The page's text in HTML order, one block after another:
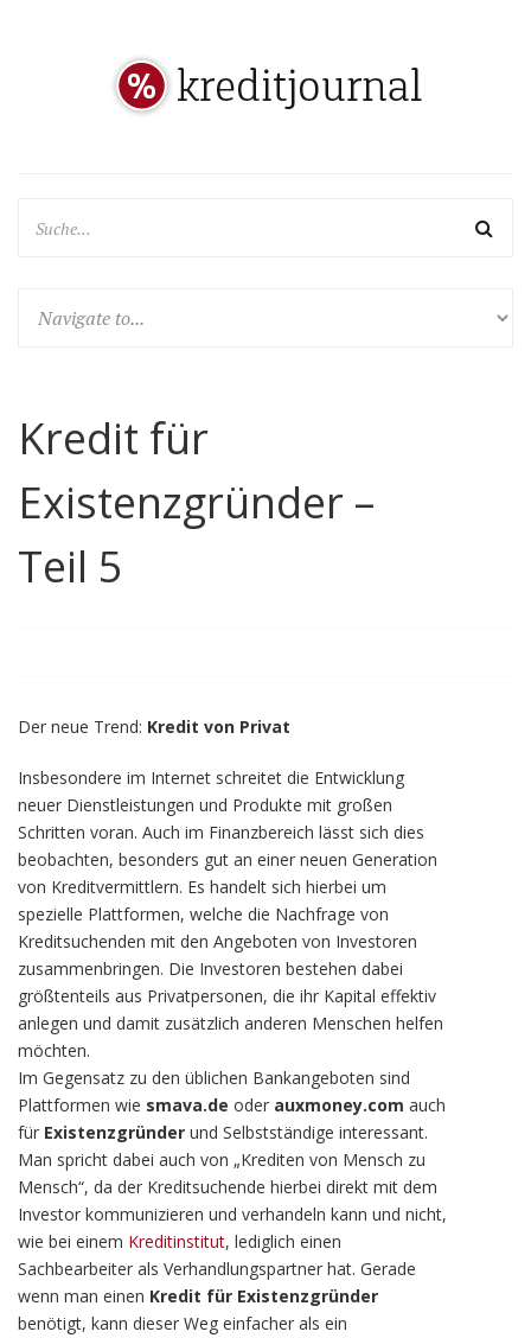
Kredit für
Existenzgründer –
Teil 5
Der neue Trend: Kredit von Privat
Insbesondere im Internet schreitet die Entwicklung
neuer Dienstleistungen und Produkte mit großen
Schritten voran. Auch im Finanzbereich lässt sich dies
beobachten, besonders gut an einer neuen Generation
von Kreditvermittlern. Es handelt sich hierbei um
spezielle Plattformen, welche die Nachfrage von
Kreditsuchenden mit den Angeboten von Investoren
zusammenbringen. Die Investoren bestehen dabei
größtenteils aus Privatpersonen, die ihr Kapital effektiv
anlegen und damit zusätzlich anderen Menschen helfen
möchten.
Im Gegensatz zu den üblichen Bankangeboten sind
Plattformen wie smava.de oder auxmoney.com auch
für Existenzgründer und Selbstständige interessant.
Man spricht dabei auch von „Krediten von Mensch zu
Mensch“, da der Kreditsuchende hierbei direkt mit dem
Investor kommunizieren und verhandeln kann und nicht,
wie bei einem Kreditinstitut, lediglich einen
Sachbearbeiter als Verhandlungspartner hat. Gerade
wenn man einen Kredit für Existenzgründer
benötigt, kann dieser Weg einfacher als ein